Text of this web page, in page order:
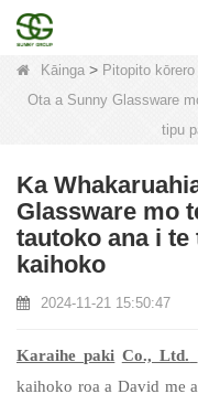
Kāinga > Pitopito kōrero
Ota a Sunny Glassware
tipu
Ka
Glassware mo
tautoko ana i
kaihoko
2024-11-21 15:50:47
Karaihe paki Co., Ltd.
kaihoko roa a David me